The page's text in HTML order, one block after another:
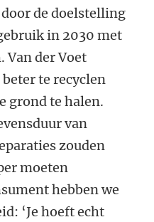
de doelstelling
in 2030 met
Van der Voet
te recyclen
grond te halen.
van
zouden
moeten
hebben we
‘Je hoeft echt